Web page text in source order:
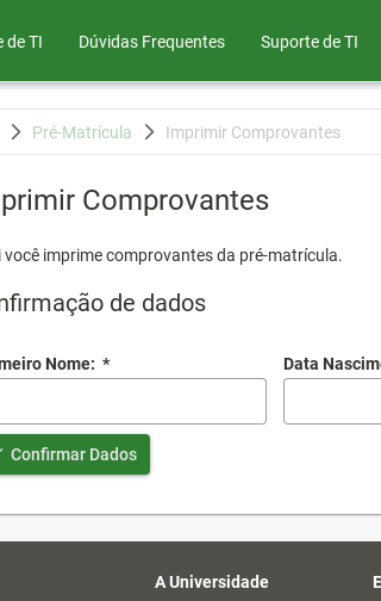
de TI Dúvidas Frequentes Suporte de TI
Pré-Matrícula Imprimir Comprovantes
Comprovantes
você imprime comprovantes da pré-matrícula.
de dados
Nome: * Data
Confirmar Dados
A Universidade